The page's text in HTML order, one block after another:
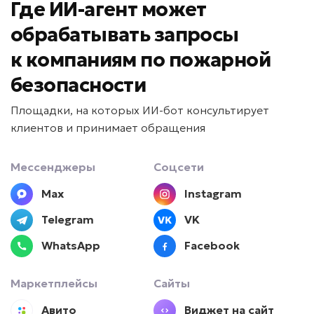
предложений
• Ускорение подготовки КП в 20 раз
• До -90% ручной работы
Подробней
Срок реализации от 7 дней
HR перегружен?
персонала
Задача: Скрининг кандидатов
Где ИИ-агент может
обрабатывать запросы
к компаниям по пожарной
безопасности
Площадки, на которых ИИ-бот консультирует
клиентов и принимает обращения
Мессенджеры
Mах
Telegram
WhatsApp
Соцсети
Instagram
VK
Facebook
Маркетплейсы
Авито
Сайты
Виджет на сайт